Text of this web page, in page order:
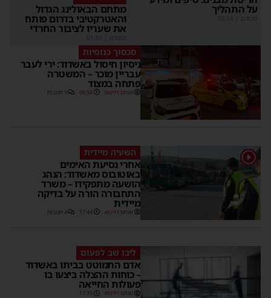
על התהליך מתחם הבאולינג הגדול
והאטרקטיבי בדרום פותח
את שעריו לציבור החרדי
סכסוך כנופיות
ניסיון חיסול באשדוד: ירי לעבר
עבריין מוכר – המשטרה
פתחה במצוד
מנחם דויטש 06:54 1 תגובות
השעיה מיידית
אחרי נסיעת האימים
באוטובוס מאשדוד: הנהג
הושעה מתפקידו – משרד
התחבורה הורה על בדיקה
מיידית
מנחם דויטש 17:44 4 תגובות
ליבו שב לפעום
אדם התמוטט בביתו באשדוד
– כוחות ההצלה ביצעו בו
פעולות החייאה
מנחם דויטש 17:35